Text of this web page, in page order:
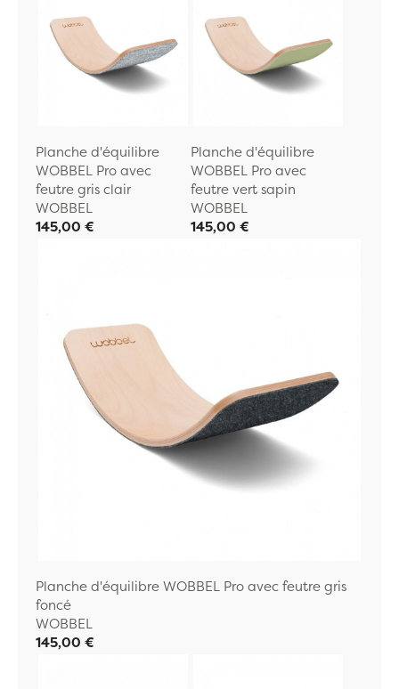
Planche d'équilibre
WOBBEL Pro avec
feutre gris clair
WOBBEL
145,00 €
Planche d'équilibre
WOBBEL Pro avec
feutre vert sapin
WOBBEL
145,00 €
Planche d'équilibre WOBBEL Pro avec feutre gris
foncé
WOBBEL
145,00 €